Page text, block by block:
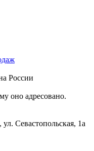
России
оно адресовано.
Севастопольская, 1а